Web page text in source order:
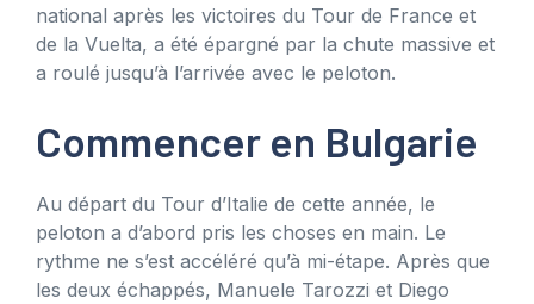
national après les victoires du Tour de France et
de la Vuelta, a été épargné par la chute massive et
a roulé jusqu’à l’arrivée avec le peloton.
Commencer en Bulgarie
Au départ du Tour d’Italie de cette année, le
peloton a d’abord pris les choses en main. Le
rythme ne s’est accéléré qu’à mi-étape. Après que
les deux échappés, Manuele Tarozzi et Diego